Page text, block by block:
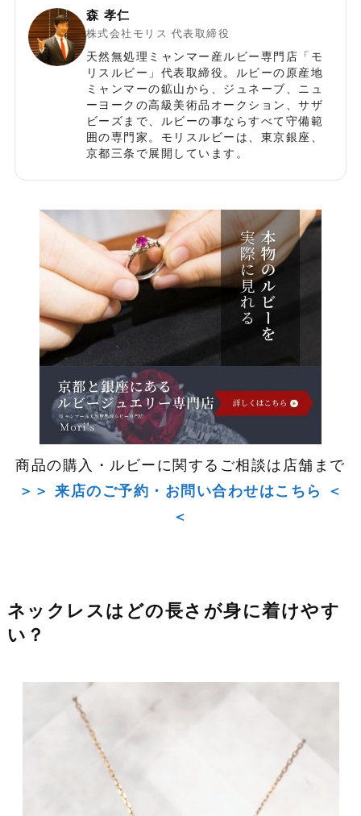
森 孝仁
株式会社モリス 代表取締役
天然無処理ミャンマー産ルビー専門店「モ
リスルビー」代表取締役。ルビーの原産地
ミャンマーの鉱山から、ジュネーブ、ニュ
ーヨークの高級美術品オークション、サザ
ビーズまで、ルビーの事ならすべて守備範
囲の専門家。モリスルビーは、東京銀座、
京都三条で展開しています。
商品の購入・ルビーに関するご相談は店舗まで
＞＞ 来店のご予約・お問い合わせはこちら ＜
＜
ネックレスはどの長さが身に着けやす
い？